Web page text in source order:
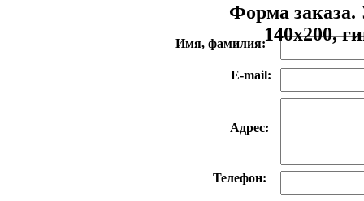
Имя, фамилия:
E-mail:
Адрес:
Телефон:
Форма заказа.
140x200,